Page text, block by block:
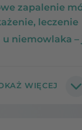
zapalenie
leczenie
u niemowlaka